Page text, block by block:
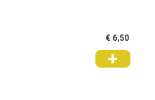
€ 6,50
+